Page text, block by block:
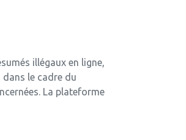
illégaux en ligne,
le cadre du
La plateforme